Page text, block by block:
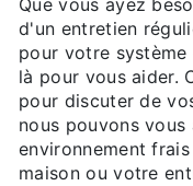
Que vous ayez
d'un entretien
pour votre
là pour vous aider.
pour discuter de
nous pouvons
environnement
maison ou votre